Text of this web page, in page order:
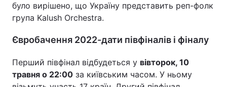
Економіка Світ
Зброя Інциденти
було вирішено, що Україну представить реп-фолк
група Kalush Orchestra.
Євробачення 2022-дати півфіналів і фіналу
Перший півфінал відбудеться у вівторок, 10
травня о 22:00 за київським часом. У ньому